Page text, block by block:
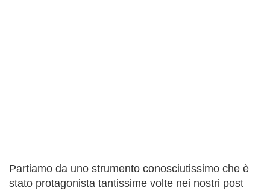
Partiamo da uno strumento conosciutissimo che è
stato protagonista tantissime volte nei nostri post